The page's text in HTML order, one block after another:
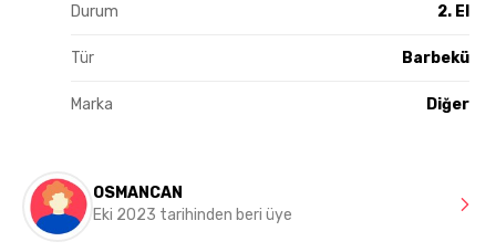
Durum 2. El
Tür Barbekü
Marka Diğer
OSMANCAN
Eki 2023 tarihinden beri üye